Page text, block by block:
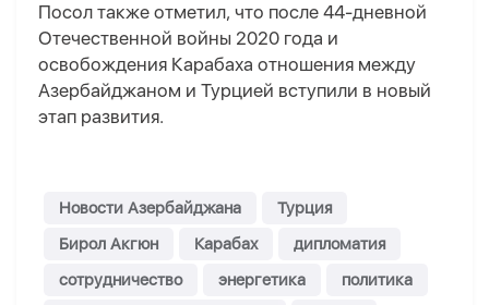
Посол также отметил, что после 44-дневной
Отечественной войны 2020 года и
освобождения Карабаха отношения между
Азербайджаном и Турцией вступили в новый
этап развития.
Новости Азербайджана
Турция
Бирол Акгюн
Карабах
дипломатия
сотрудничество
энергетика
политика